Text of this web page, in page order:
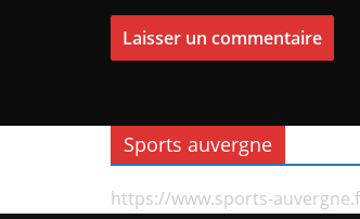
Sports auvergne
https://www.sports-